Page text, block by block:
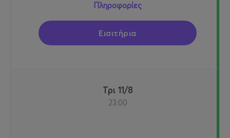
Πληροφορίες
Εισιτήρια
Τρι 11/8
23:00